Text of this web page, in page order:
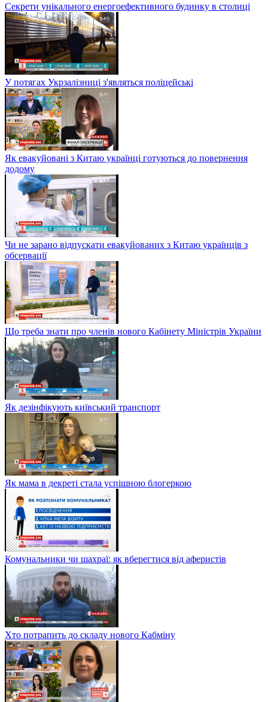
Секрети унікального енергоефективного будинку в столиці
У потягах Укрзалізниці з'являться поліцейські
Як евакуйовані з Китаю українці готуються до повернення
додому
Чи не зарано відпускати евакуйованих з Китаю українців з
обсервації
Що треба знати про членів нового Кабінету Міністрів України
Як дезінфікують київський транспорт
Як мама в декреті стала успішною блогеркою
Комунальники чи шахраї: як вберегтися від аферистів
Хто потрапить до складу нового Кабміну